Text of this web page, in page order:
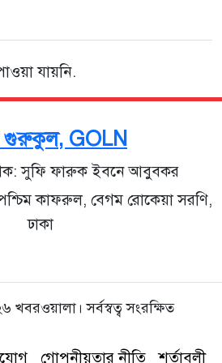
যায়নি.
গুরুকুল, GOLN
সুফি ফারুক ইবনে আবুবকর
কাফরুল, বেগম রোকেয়া সরণি,
ঢাকা
সর্বস্বত্ব সংরক্ষিত
গোপনীয়তার নীতি শর্তাবলী